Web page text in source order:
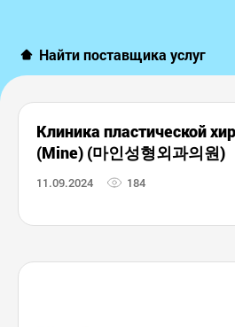
Найти поставщика услуг
Клиника пластической
(Mine) (마인성형외과의원)
11.09.2024 184